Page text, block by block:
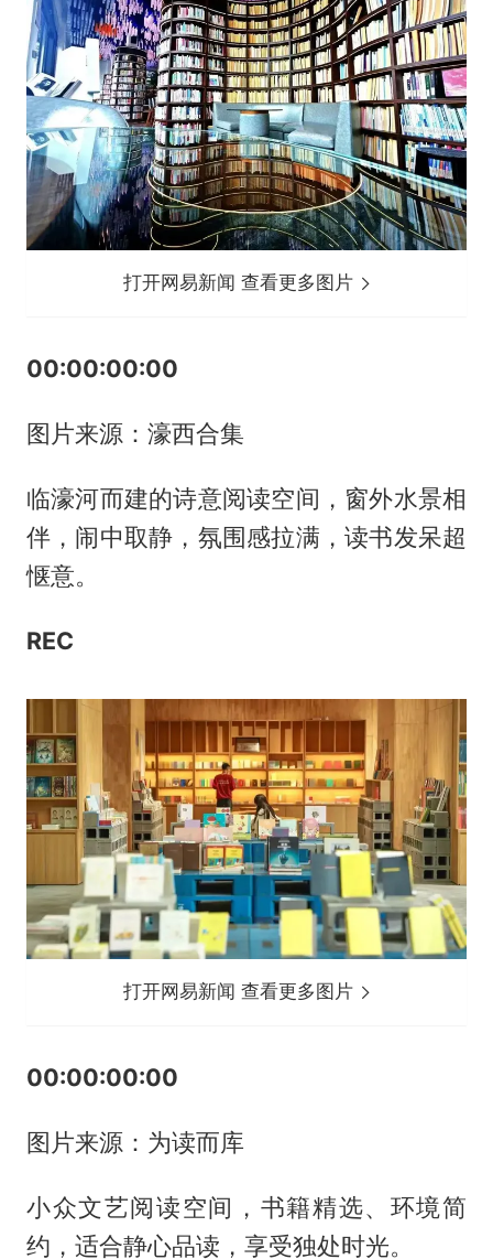
打开网易新闻 查看更多图片
00:00:00:00
图片来源：濠西合集
临濠河而建的诗意阅读空间，窗外水景相
伴，闹中取静，氛围感拉满，读书发呆超
惬意。
REC
打开网易新闻 查看更多图片
00:00:00:00
图片来源：为读而库
小众文艺阅读空间，书籍精选、环境简
约，适合静心品读，享受独处时光。